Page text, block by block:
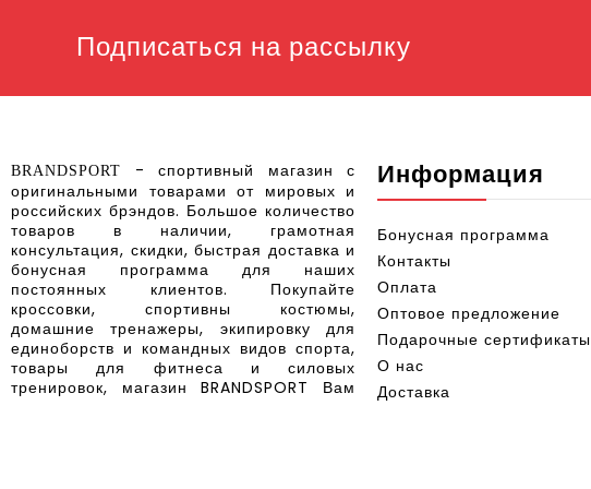
Подписаться на рассылку
BRANDSPORT
- спортивный магазин с
оригинальными товарами от мировых и
российских брэндов. Большое количество
товаров в наличии, грамотная
консультация, скидки, быстрая доставка и
бонусная программа для наших
постоянных клиентов. Покупайте
кроссовки, спортивны костюмы,
домашние тренажеры, экипировку для
единоборств и командных видов спорта,
товары для фитнеса и силовых
тренировок, магазин BRANDSPORT Вам
Информация
Бонусная программа
Контакты
Оплата
Оптовое предложение
Подарочные сертификаты
О нас
Доставка